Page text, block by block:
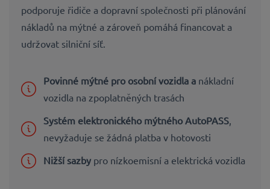
podporuje řidiče a dopravní společnosti při plánování
nákladů na mýtné a zároveň pomáhá financovat a
udržovat silniční síť.
Povinné mýtné pro osobní vozidla a nákladní
vozidla na zpoplatněných trasách
Systém elektronického mýtného AutoPASS
nevyžaduje se žádná platba v hotovosti
Nižší sazby pro nízkoemisní a elektrická vozidla